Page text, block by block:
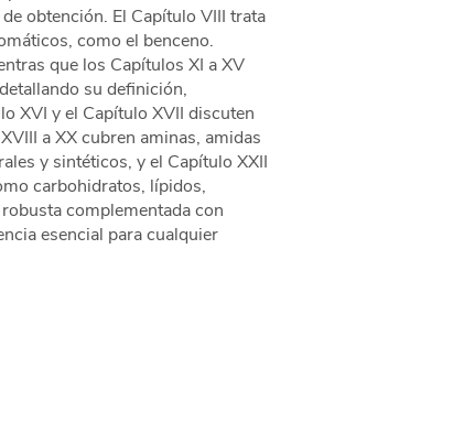
obtención. El Capítulo VIII trata
como el benceno.
que los Capítulos XI a XV
su definición,
XVI y el Capítulo XVII discuten
a XX cubren aminas, amidas
y sintéticos, y el Capítulo XXII
carbohidratos, lípidos,
complementada con
esencial para cualquier